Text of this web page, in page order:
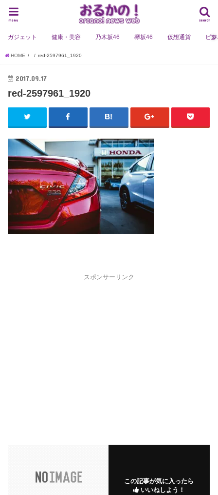
search
menu
ガジェット 健康・美容 乃木坂46 欅坂46 仮想通貨 ビ
HOME red-2597961_1920
2017.09.17
red-2597961_1920
スポンサーリンク
この記事が気に入ったら
いいねしよう！